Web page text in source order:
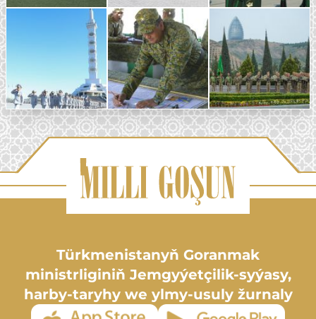
Türkmenistanyň Goranmak
ministrliginiň Jemgyýetçilik-syýasy,
harby-taryhy we ylmy-usuly žurnaly